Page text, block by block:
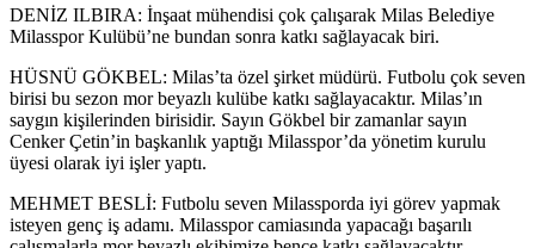
DENİZ ILBIRA: İnşaat mühendisi çok çalışarak Milas Belediye
Milasspor Kulübü’ne bundan sonra katkı sağlayacak biri.
HÜSNÜ GÖKBEL: Milas’ta özel şirket müdürü. Futbolu çok seven
birisi bu sezon mor beyazlı kulübe katkı sağlayacaktır. Milas’ın
saygın kişilerinden birisidir. Sayın Gökbel bir zamanlar sayın
Cenker Çetin’in başkanlık yaptığı Milasspor’da yönetim kurulu
üyesi olarak iyi işler yaptı.
MEHMET BESLİ: Futbolu seven Milassporda iyi görev yapmak
isteyen genç iş adamı. Milasspor camiasında yapacağı başarılı